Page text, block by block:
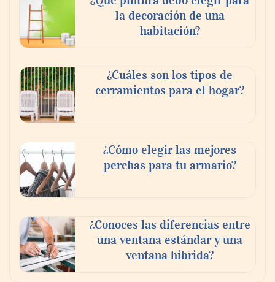
la decoración de una
habitación?
¿Cuáles son los tipos de
cerramientos para el hogar?
¿Cómo elegir las mejores
perchas para tu armario?
¿Conoces las diferencias entre
una ventana estándar y una
ventana híbrida?